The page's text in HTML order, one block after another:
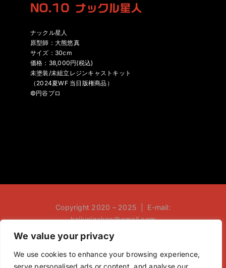
We value your privacy
We use cookies to enhance your browsing experience,
serve personalised ads or content, and analyse our
ナックル星人
原型師：大熊悠真
サイズ：30cm
価格：38,000円(税込)
未塗装/未組立レジンキャストキット
（2024夏WF 当日版権商品）
©円谷プロ
Copyright 2020 – 2025 | E-mail:
kaijueigakan@gmail.com